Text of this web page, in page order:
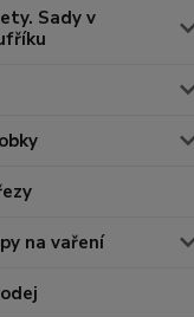
Sady v
na vaření